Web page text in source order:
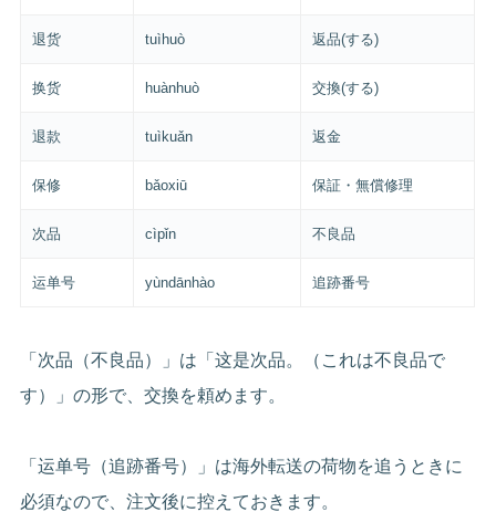
退货 tuìhuò 返品(する)
换货 huànhuò 交換(する)
退款 tuìkuǎn 返金
保修 bǎoxiū 保証・無償修理
次品 cìpǐn 不良品
运单号 yùndānhào 追跡番号
「次品（不良品）」は「这是次品。（これは不良品で
す）」の形で、交換を頼めます。
「运单号（追跡番号）」は海外転送の荷物を追うときに
必須なので、注文後に控えておきます。